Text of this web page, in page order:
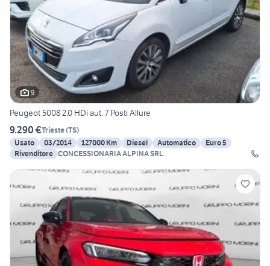
9
Peugeot 5008 2.0 HDi aut. 7 Posti Allure
9.290 €Trieste(TS)
Usato
03/2014 127000 Km Diesel Automatico
Euro 5
Rivenditore CONCESSIONARIA ALPINA SRL